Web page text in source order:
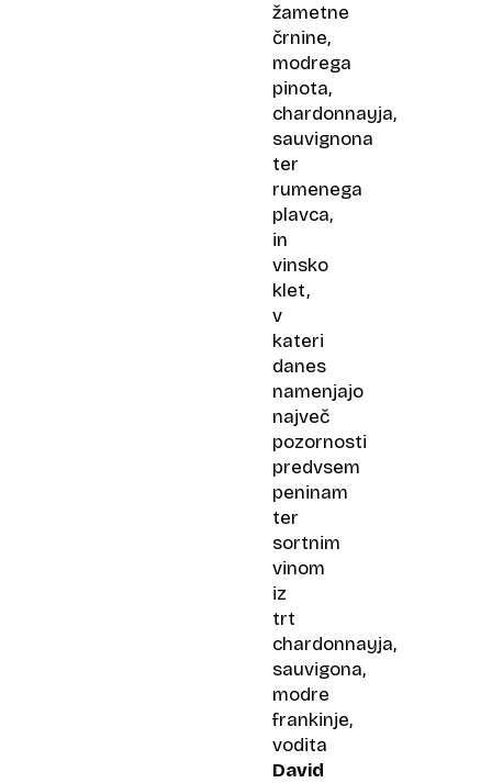
žametne
črnine,
modrega
pinota,
chardonnayja,
sauvignona
ter
rumenega
plavca,
in
vinsko
klet,
v
kateri
danes
namenjajo
največ
pozornosti
predvsem
peninam
ter
sortnim
vinom
iz
trt
chardonnayja,
sauvigona,
modre
frankinje,
vodita
David